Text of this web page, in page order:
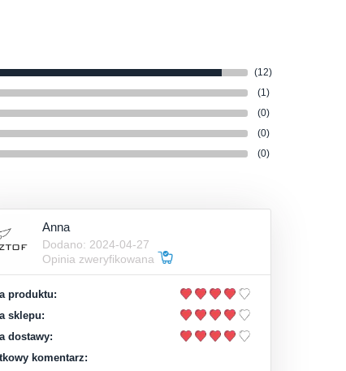
(12)
(1)
(0)
(0)
(0)
Anna
Dodano: 2024-04-27
Opinia zweryfikowana
produktu:
sklepu:
dostawy:
komentarz: